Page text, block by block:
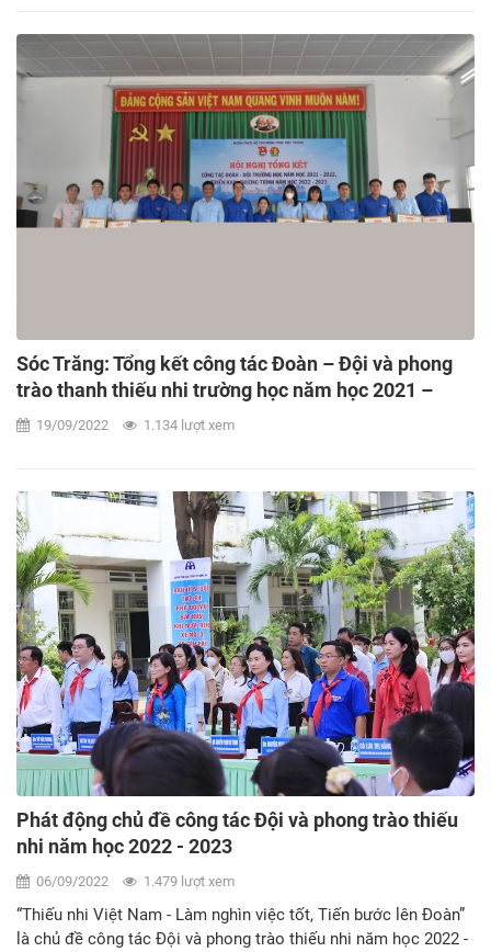
Sóc Trăng: Tổng kết công tác Đoàn – Đội và phong
trào thanh thiếu nhi trường học năm học 2021 –
202219/09/2022 1.134 lượt xem
Phát động chủ đề công tác Đội và phong trào thiếu
nhi năm học 2022 - 2023
06/09/2022 1.479 lượt xem
“Thiếu nhi Việt Nam - Làm nghìn việc tốt, Tiến bước lên Đoàn”
là chủ đề công tác Đội và phong trào thiếu nhi năm học 2022 -